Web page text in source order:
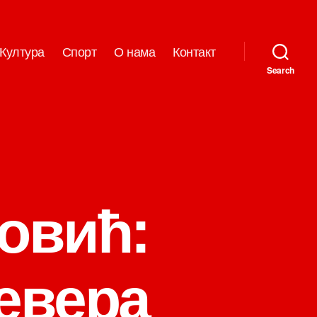
Култура Спорт О нама Контакт
Search